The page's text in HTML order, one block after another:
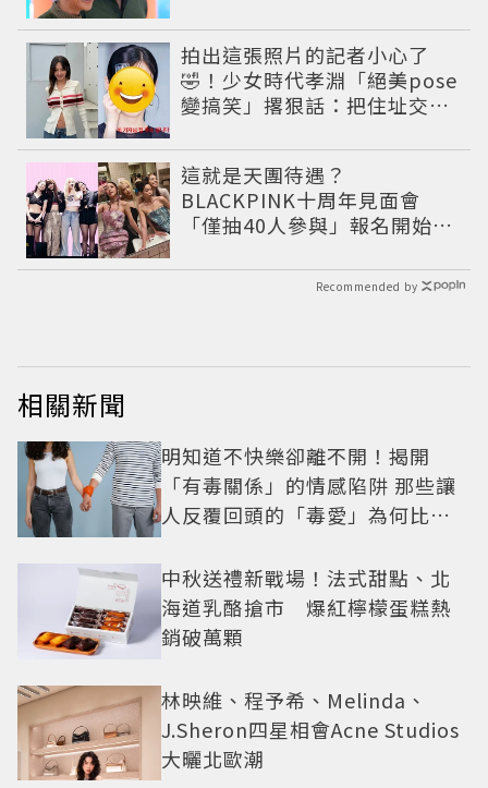
拍出這張照片的記者小心了
🤣！少女時代孝淵「絕美pose
變搞笑」撂狠話：把住址交出
這就是天團待遇？
BLACKPINK十周年見面會
「僅抽40人參與」報名開始到
Recommended by
相關新聞
明知道不快樂卻離不開！揭開
「有毒關係」的情感陷阱 那些讓
人反覆回頭的「毒愛」為何比菸
中秋送禮新戰場！法式甜點、北
海道乳酪搶市 爆紅檸檬蛋糕熱
銷破萬顆
林映維、程予希、Melinda、
J.Sheron四星相會Acne Studios
大曬北歐潮